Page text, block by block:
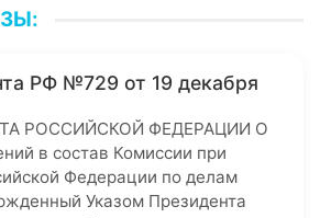
РФ №729 от 19 декабря
РОССИЙСКОЙ ФЕДЕРАЦИИ О
в состав Комиссии при
Федерации по делам
Указом Президента